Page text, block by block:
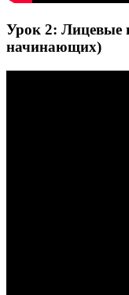
Урок 2: Лицевые
начинающих)